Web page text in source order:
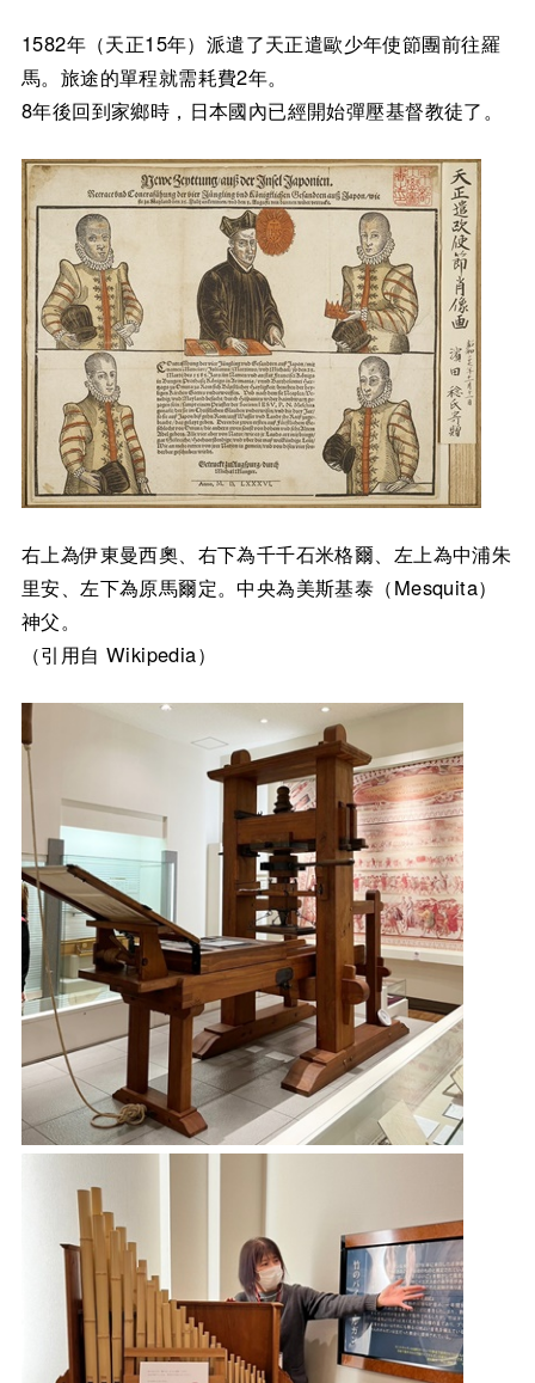
1582年（天正15年）派遣了天正遣歐少年使節團前往羅
馬。旅途的單程就需耗費2年。
8年後回到家鄉時，日本國內已經開始彈壓基督教徒了。
右上為伊東曼西奧、右下為千千石米格爾、左上為中浦朱
里安、左下為原馬爾定。中央為美斯基泰（Mesquita）
神父。
（引用自 Wikipedia）